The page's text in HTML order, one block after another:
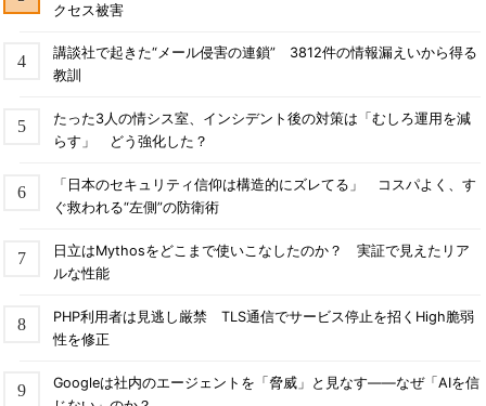
クセス被害
講談社で起きた“メール侵害の連鎖” 3812件の情報漏えいから得る
教訓
たった3人の情シス室、インシデント後の対策は「むしろ運用を減
らす」 どう強化した？
「日本のセキュリティ信仰は構造的にズレてる」 コスパよく、す
ぐ救われる“左側”の防衛術
日立はMythosをどこまで使いこなしたのか？ 実証で見えたリア
ルな性能
PHP利用者は見逃し厳禁 TLS通信でサービス停止を招くHigh脆弱
性を修正
Googleは社内のエージェントを「脅威」と見なす――なぜ「AIを信